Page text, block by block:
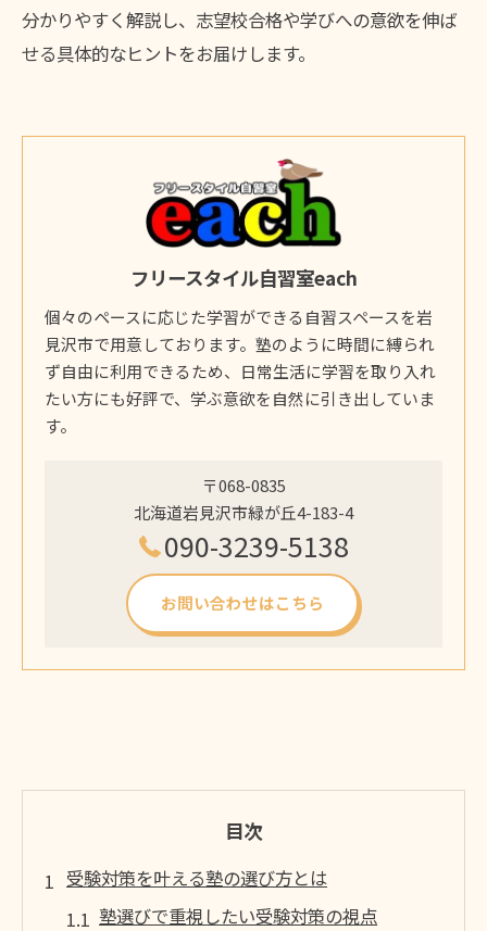
分かりやすく解説し、志望校合格や学びへの意欲を伸ば
せる具体的なヒントをお届けします。
フリースタイル自習室each
個々のペースに応じた学習ができる自習スペースを岩
見沢市で用意しております。塾のように時間に縛られ
ず自由に利用できるため、日常生活に学習を取り入れ
たい方にも好評で、学ぶ意欲を自然に引き出していま
す。
〒068-0835
北海道岩見沢市緑が丘4-183-4
090-3239-5138
お問い合わせはこちら
目次
受験対策を叶える塾の選び方とは
塾選びで重視したい受験対策の視点